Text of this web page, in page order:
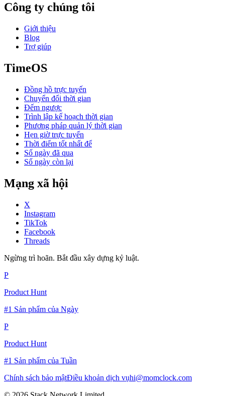
Công ty chúng tôi
Giới thiệu
Blog
Trợ giúp
TimeOS
Đồng hồ trực tuyến
Chuyển đổi thời gian
Đếm ngược
Trình lập kế hoạch thời gian
Phương pháp quản lý thời gian
Hẹn giờ trực tuyến
Thời điểm tốt nhất để
Số ngày đã qua
Số ngày còn lại
Mạng xã hội
X
Instagram
TikTok
Facebook
Threads
Ngừng trì hoãn. Bắt đầu xây dựng kỷ luật.
P
Product Hunt
#1 Sản phẩm của Ngày
P
Product Hunt
#1 Sản phẩm của Tuần
Chính sách bảo mậtĐiều khoản dịch vụhi@momclock.com